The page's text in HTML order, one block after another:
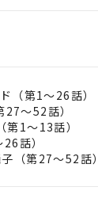
（第1～26話）
～52話）
1～13話）
話）
第27～52話）